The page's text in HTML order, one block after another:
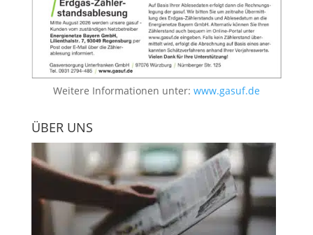
Weitere Informationen unter: www.gasuf.de
ÜBER UNS